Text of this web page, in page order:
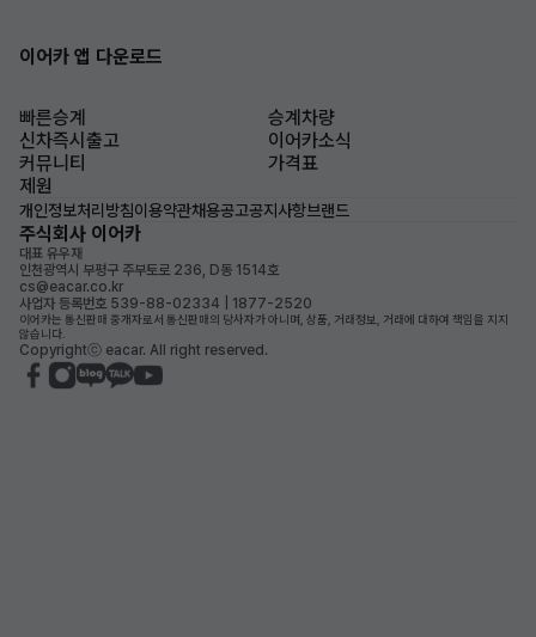
이어카 앱 다운로드
빠른승계
승계차량
신차즉시출고
이어카소식
커뮤니티
가격표
제원
개인정보처리방침이용약관채용공고공지사항브랜드
주식회사 이어카
대표 유우재
인천광역시 부평구 주부토로 236, D동 1514호
cs@eacar.co.kr
사업자 등록번호 539-88-02334 | 1877-2520
이어카는 통신판매 중개자로서 통신판매의 당사자가 아니며, 상품, 거래정보, 거래에 대하여 책임을 지지
않습니다.
Copyrightⓒ eacar. All right reserved.